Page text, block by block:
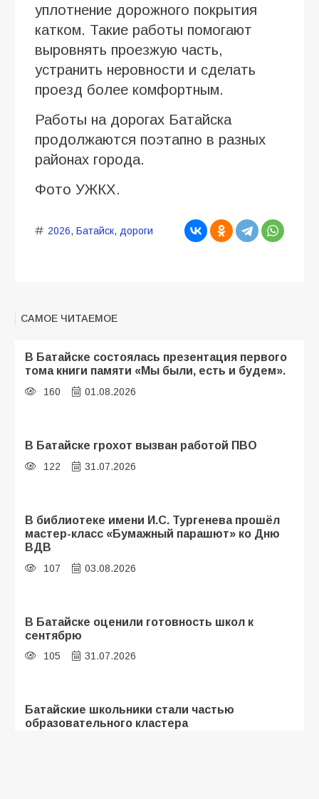
уплотнение дорожного покрытия
катком. Такие работы помогают
выровнять проезжую часть,
устранить неровности и сделать
проезд более комфортным.
Работы на дорогах Батайска
продолжаются поэтапно в разных
районах города.
Фото УЖКХ.
2026, Батайск, дороги
САМОЕ ЧИТАЕМОЕ
В Батайске состоялась презентация первого
тома книги памяти «Мы были, есть и будем».
160 01.08.2026
В Батайске грохот вызван работой ПВО
122 31.07.2026
В библиотеке имени И.С. Тургенева прошёл
мастер-класс «Бумажный парашют» ко Дню
ВДВ
107 03.08.2026
В Батайске оценили готовность школ к
сентябрю
105 31.07.2026
Батайские школьники стали частью
образовательного кластера